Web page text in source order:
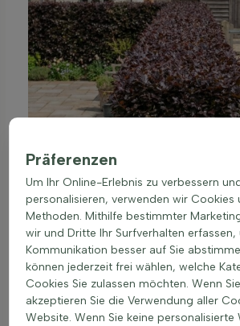
Präferenzen
Um Ihr Online-Erlebnis zu verbessern
personalisieren, verwenden wir Cookies
Methoden. Mithilfe bestimmter
wir und Dritte Ihr Surfverhalten erfassen,
Kommunikation besser auf Sie
können jederzeit frei wählen, welche
Cookies Sie zulassen möchten. Wenn
akzeptieren Sie die Verwendung aller
Website. Wenn Sie keine personalisierte